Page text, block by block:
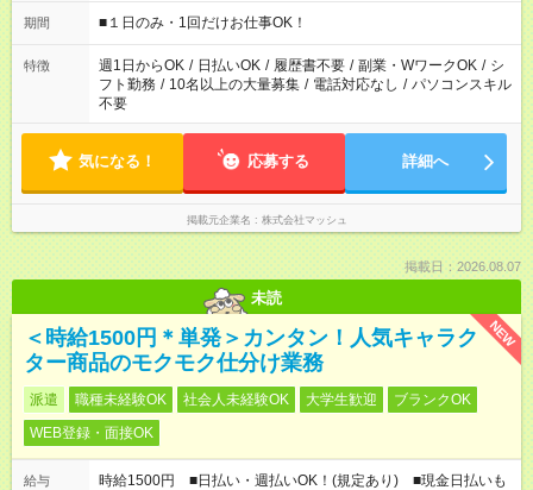
げるお仕事も！ ご希望のお時間に合わせてご紹介！ ※シフトは
ください！
期間 ■１日のみ・1回だけお仕事OK！
特徴 週1日からOK / 日払いOK / 履歴書不要 / 副業・WワークOK / シ
フト勤務 / 10名以上の大量募集 / 電話対応なし / パソコンスキル
不要
気になる！ 応募する 詳細へ
掲載元企業名 株式会社マッシュ
掲載日：2026.08.07
未読
NEW
＜時給1500円＊単発＞カンタン！人気キャラク
ター商品のモクモク仕分け業務
派遣 職種未経験OK 社会人未経験OK 大学生歓迎
ブランクOK
WEB登録・面接OK
給与
時給1500円 ■日払い・週払いOK！(規定あり) ■現金日払いも